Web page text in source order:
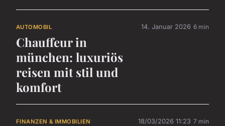
AUTOMOBIL
Chauffeur in
münchen: luxuriös
reisen mit stil und
komfort
14. Januar 2026 6 min
FINANZEN & IMMOBILIEN 18/03/2026 11:23 7 min